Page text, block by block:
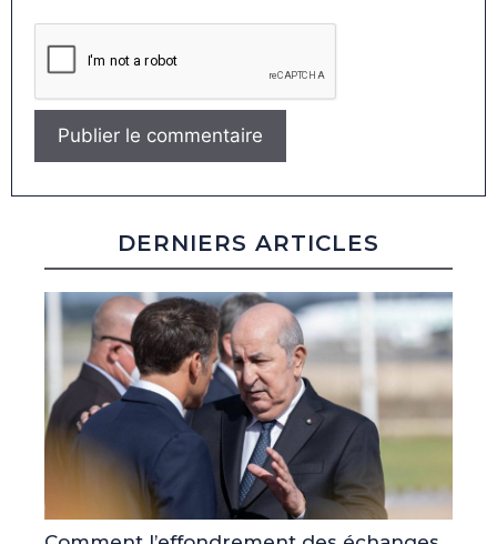
DERNIERS ARTICLES